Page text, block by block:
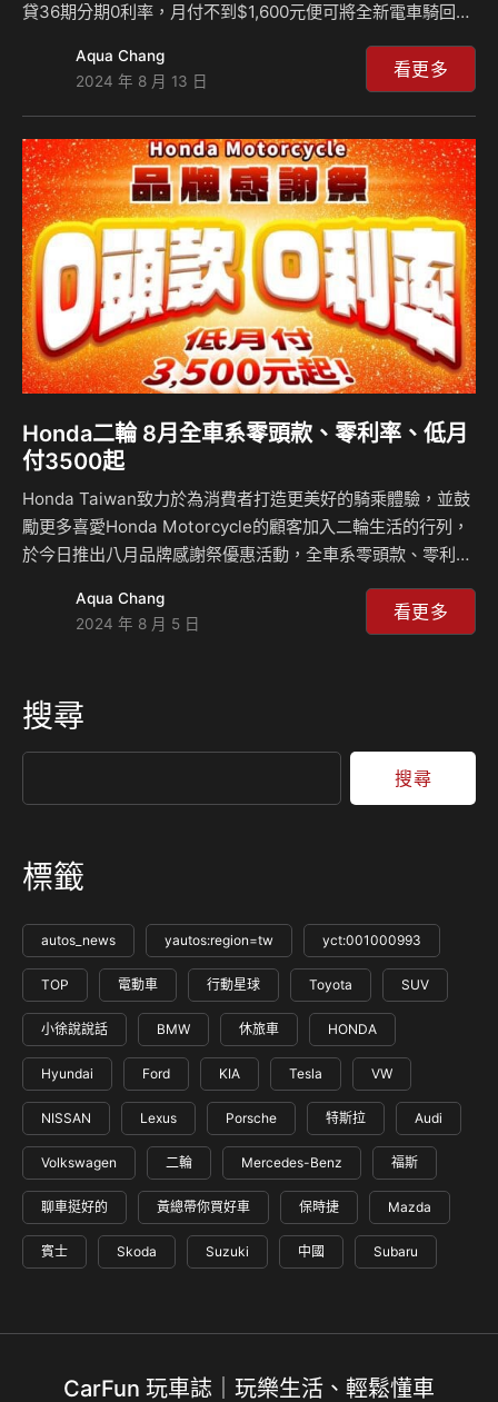
貸36期分期0利率，月付不到$1,600元便可將全新電車騎回
月只要$199元便可爽騎1000公里，購車零負擔，里程沒煩
惱。此外，雙標大羊STR車系以黃、白牌帶來顛覆級距的用車
選擇，最高現折$5,000元；極智電車Ai-1車系以智慧科技豐富
操駕體驗，最高享$16,000元超殺折扣，指定車型再享$499
元限時新購資費方案。 同時，「Buy One送百萬」活動進入
最後倒數不到30天，凡購買宏佳騰機車／宏佳騰智慧電車全
車系任一車款…
Aqua Chang
2024 年 8 月 13 日
看更多
Honda二輪 8月全車系零頭款、零利率、低月
付3500起
Honda Taiwan致力於為消費者打造更美好的騎乘體驗，並鼓
勵更多喜愛Honda Motorcycle的顧客加入二輪生活的行列，
於今日推出八月品牌感謝祭優惠活動，全車系零頭款、零利率
送精美好禮，不論是都市通勤或是冒險玩家，五大車系不同
Life Style打造無限的騎乘想像，共同體驗二輪生活的騎乘樂
現有車主介紹新車友加入Honda二輪行列，更可參加CB750
Hornet抽獎活動，心動不如馬上行動，即刻…
Aqua Chang
2024 年 8 月 5 日
看更多
搜尋
搜尋
標籤
autos_news yautos:region=tw yct:001000993
TOP 電動車 行動星球 Toyota SUV
小徐說說話 BMW 休旅車 HONDA
Hyundai Ford KIA Tesla VW
NISSAN Lexus Porsche 特斯拉 Audi
Volkswagen 二輪 Mercedes-Benz 福斯
聊車挺好的 黃總帶你買好車 保時捷 Mazda
賓士 Skoda Suzuki 中國 Subaru
CarFun 玩車誌｜玩樂生活、輕鬆懂車